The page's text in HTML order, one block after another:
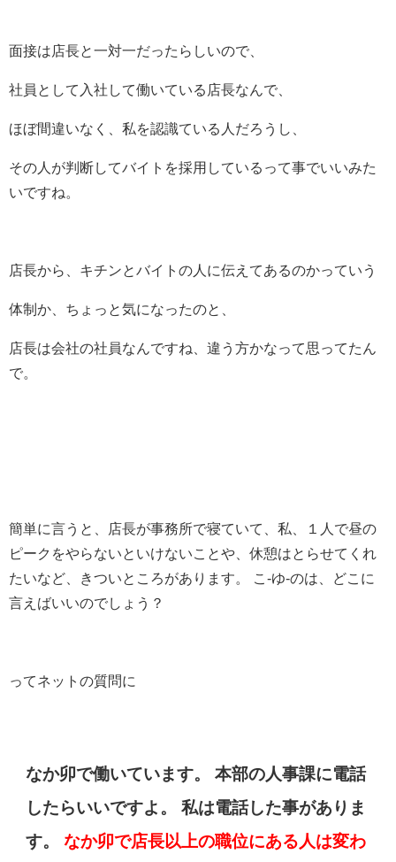
面接は店長と一対一だったらしいので、
社員として入社して働いている店長なんで、
ほぼ間違いなく、私を認識ている人だろうし、
その人が判断してバイトを採用しているって事でいいみた
いですね。
店長から、キチンとバイトの人に伝えてあるのかっていう
体制か、ちょっと気になったのと、
店長は会社の社員なんですね、違う方かなって思ってたん
で。
簡単に言うと、店長が事務所で寝ていて、私、１人で昼の
ピークをやらないといけないことや、休憩はとらせてくれ
たいなど、きついところがあります。 こ-ゆ-のは、どこに
言えばいいのでしょう？
ってネットの質問に
なか卯で働いています。 本部の人事課に電話
したらいいですよ。 私は電話した事がありま
す。なか卯で店長以上の職位にある人は変わ